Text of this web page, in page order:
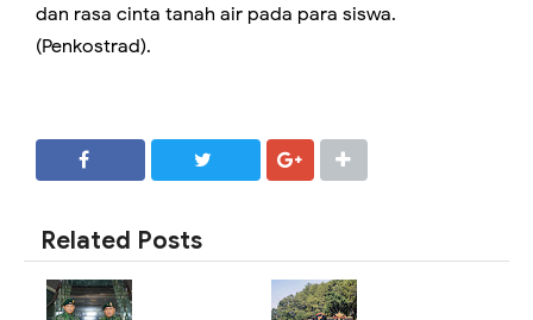
dan rasa cinta tanah air pada para siswa.
(Penkostrad).
Related Posts